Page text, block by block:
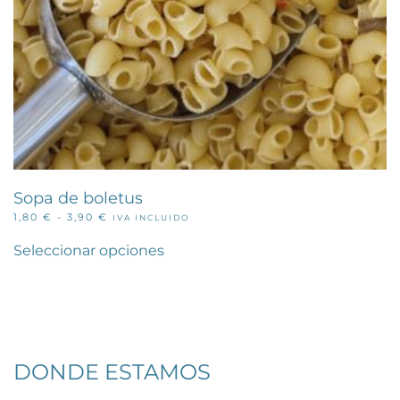
Sopa de boletus
1,80 € - 3,90 €
RANGO
PRECIOS:
DESDE
IVA INCLUIDO
Seleccionar opcionesproducto
pueden
elegir
DONDE ESTAMOS